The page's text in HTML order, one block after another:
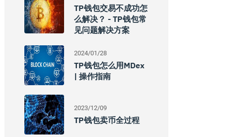
TP钱包交易不成功怎
么解决？ - TP钱包常
见问题解决方案
2024/01/28
TP钱包怎么用MDex
| 操作指南
2023/12/09
TP钱包卖币全过程